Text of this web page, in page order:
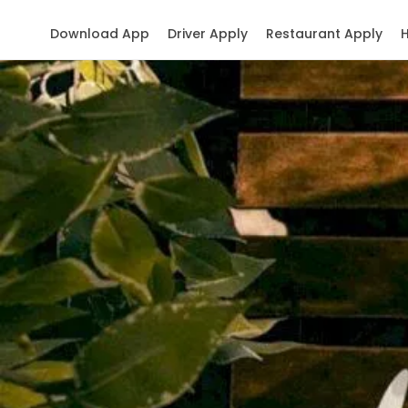
Restaurant Apply
Driver Apply
Download App